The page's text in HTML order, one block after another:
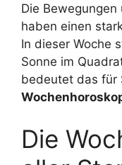
Die
haben einen
In dieser Woche
Sonne im
bedeutet das für
Die